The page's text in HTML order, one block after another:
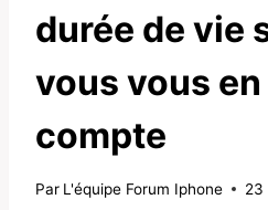
durée de vie
vous vous
compte
Par L'équipe Forum Iphone 23